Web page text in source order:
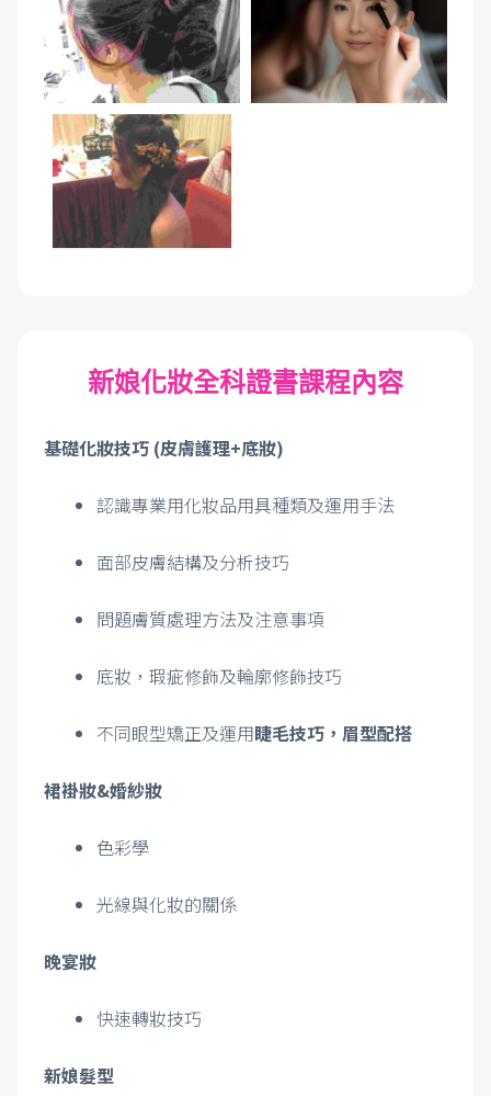
新娘化妝全科證書課程內容
基礎化妝技巧 (皮膚護理+底妝)
認識專業用化妝品用具種類及運用手法
面部皮膚結構及分析技巧
問題膚質處理方法及注意事項
底妝，瑕疵修飾及輪廓修飾技巧
不同眼型矯正及運用睫毛技巧，眉型配搭
裙褂妝&婚紗妝
色彩學
光線與化妝的關係
晚宴妝
快速轉妝技巧
新娘髮型